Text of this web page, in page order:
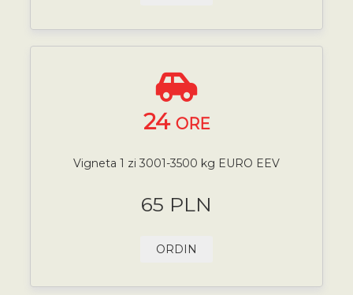
24 ORE
Vigneta 1 zi 3001-3500 kg EURO EEV
65 PLN
ORDIN